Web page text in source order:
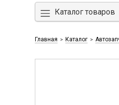
Каталог товаров
Главная > Каталог >